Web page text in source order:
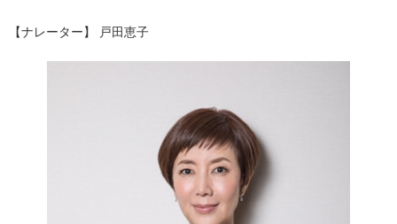
【ナレーター】 戸田恵子